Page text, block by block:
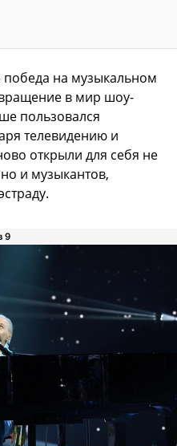
на музыкальном
в мир шоу-
пользовался
телевидению и
открыли для себя не
и музыкантов,
9